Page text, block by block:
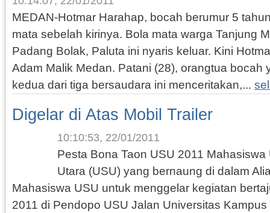
MEDAN-Hotmar Harahap, bocah berumur 5
mata sebelah kirinya. Bola mata warga Tanjung
Padang Bolak, Paluta ini nyaris keluar. Kini
Adam Malik Medan. Patani (28), orangtua bocah
kedua dari tiga bersaudara ini menceritakan,...
Digelar di Atas Mobil Trailer
10:10:53, 22/01/2011
Pesta Bona Taon USU 2011
Utara (USU) yang bernaung di dalam
Mahasiswa USU untuk menggelar kegiatan
2011 di Pendopo USU Jalan Universitas